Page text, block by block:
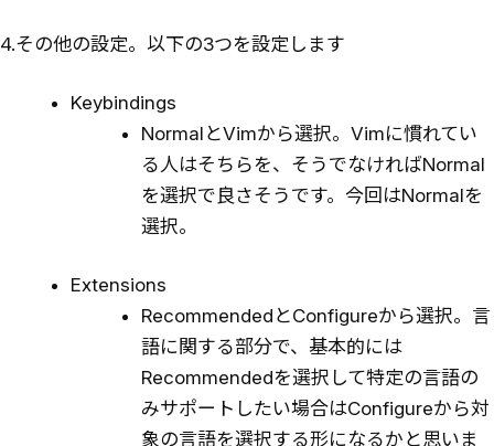
4.その他の設定。以下の3つを設定します
Keybindings
NormalとVimから選択。Vimに慣れてい
る人はそちらを、そうでなければNormal
を選択で良さそうです。今回はNormalを
選択。
Extensions
RecommendedとConfigureから選択。言
語に関する部分で、基本的には
Recommendedを選択して特定の言語の
みサポートしたい場合はConfigureから対
象の言語を選択する形になるかと思いま